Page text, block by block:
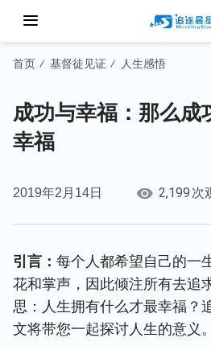
首页 / 基督徒见证 / 人生感悟
成功与幸福：那么成
幸福
2019年2月14日 2,199 次
引言： 每个人都希望自己的一
花和掌声，因此倾注所有去追
思：人生拥有什么才最幸福？
文将带您一起探讨人生的意义。